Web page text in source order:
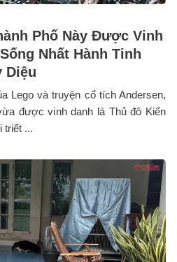
Phố Này Được Vinh
Nhất Hành Tinh
Diệu
Lego và truyện cổ tích Andersen,
được vinh danh là Thủ đô Kiến
triết ...